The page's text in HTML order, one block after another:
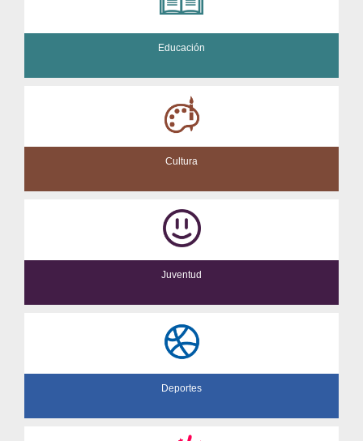
Educación
Cultura
Juventud
Deportes